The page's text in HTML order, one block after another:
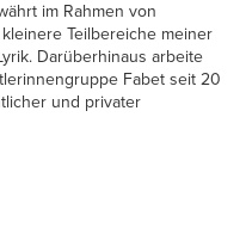
im Rahmen von
Teilbereiche meiner
Darüberhinaus arbeite
Fabet seit 20
und privater